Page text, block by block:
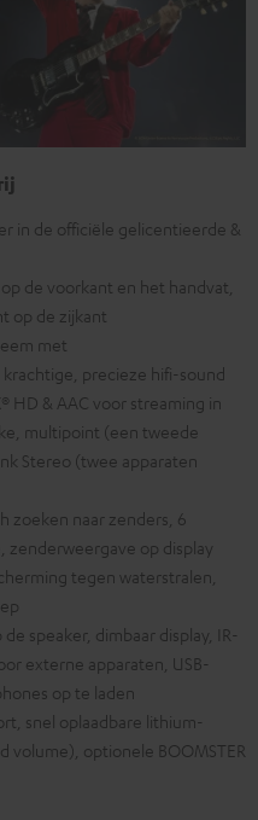
in de officiële gelicentieerde &
de voorkant en het handvat,
op de zijkant
met
precieze hifi-sound
HD & AAC voor streaming in
multipoint (een tweede
Stereo (twee apparaten
zoeken naar zenders, 6
op display
tegen waterstralen,
speaker, dimbaar display, IR-
externe apparaten, USB-
op te laden
snel oplaadbare lithium-
volume), optionele BOOMSTER